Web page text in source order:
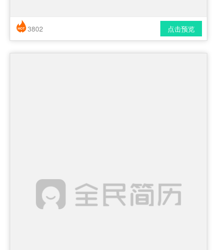
简历风格： 时尚 / 简洁 / 应届生
点击预览
3802